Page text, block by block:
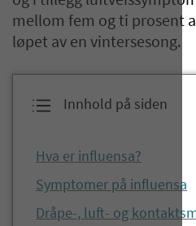
mellom fem og ti prosent
løpet av en vintersesong.
Innhold på siden
Hva er influensa?
Symptomer på influensa
Dråpe-, luft- og